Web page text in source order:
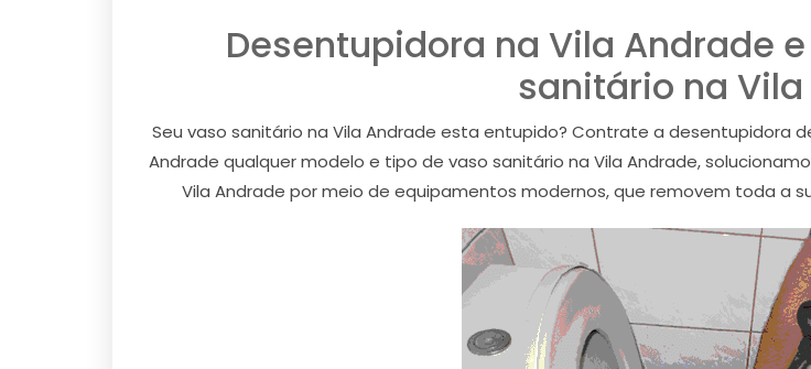
Desentupidora na Vila Andrade
sanitário na
Seu vaso sanitário na Vila Andrade esta entupido? Contrate a desentupidora
Andrade qualquer modelo e tipo de vaso sanitário na Vila Andrade,
Vila Andrade por meio de equipamentos modernos, que removem toda a